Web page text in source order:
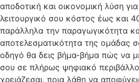
αποδοτική και οικονομική λύση
λειτουργικό σου κόστος έως και
παράλληλα την παραγωγικότητα
αποτελεσματικότητα της ομάδας
οδηγό θα δεις βήμα-βήμα πώς να
σου σε πλήρως ψηφιακό
χρειάζεσαι, ποια λάθη να